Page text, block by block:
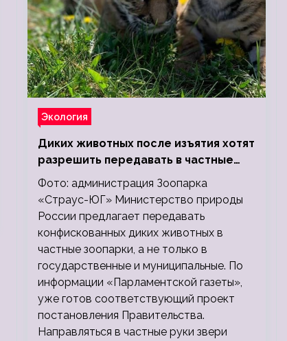
Экология
Диких животных после изъятия хотят
разрешить передавать в частные
зоопарки
Фото: администрация Зоопарка
«Страус-ЮГ» Министерство природы
России предлагает передавать
конфискованных диких животных в
частные зоопарки, а не только в
государственные и муниципальные. По
информации «Парламентской газеты»,
уже готов соответствующий проект
постановления Правительства.
Направляться в частные руки звери